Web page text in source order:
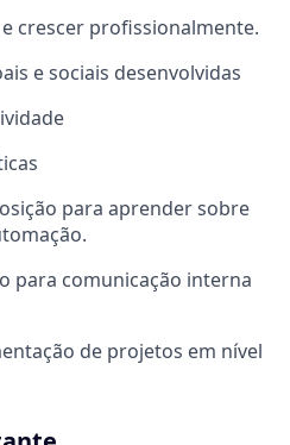
crescer profissionalmente.
e sociais desenvolvidas
para aprender sobre
para comunicação interna
de projetos em nível